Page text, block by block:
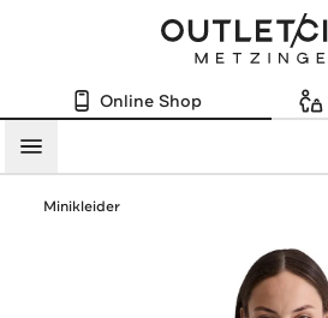
Online Shop
Menü
Minikleider